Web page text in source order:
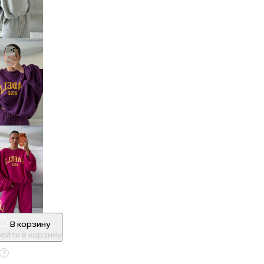
В корзину
в корзину